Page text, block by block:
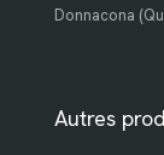
Donnacona
Autres